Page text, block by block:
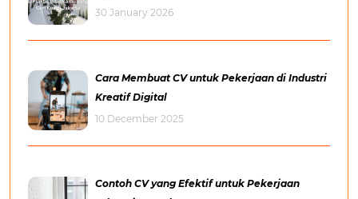
30 January 2026
Cara Membuat CV untuk Pekerjaan di Industri
Kreatif Digital
10 December 2025
Contoh CV yang Efektif untuk Pekerjaan